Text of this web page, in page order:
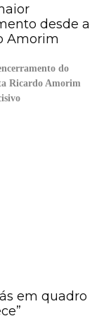
desde a
Amorim
do
Ricardo Amorim
em quadro